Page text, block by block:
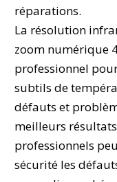
réparations.
La résolution
zoom numérique
professionnel
subtils de
défauts et
meilleurs
professionnels
sécurité les